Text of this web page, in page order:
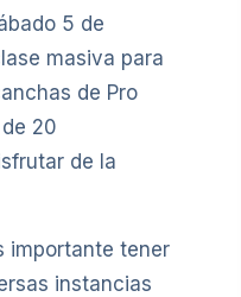
5 de
masiva para
de Pro
20
de la
importante tener
instancias